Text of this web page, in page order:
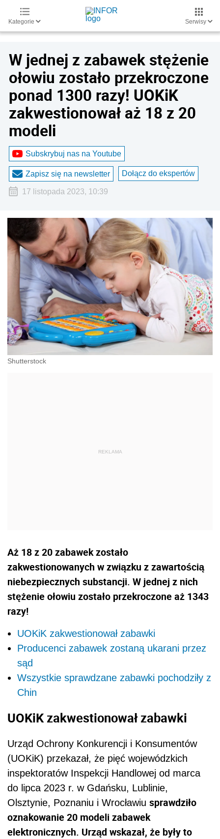
Kategorie Serwisy
W jednej z zabawek stężenie
ołowiu zostało przekroczone
ponad 1300 razy! UOKiK
zakwestionował aż 18 z 20
modeli
Subskrybuj nas na Youtube
Zapisz się na newsletter Dołącz do ekspertów
17 listopada 2023, 10:39
Shutterstock
Aż 18 z 20 zabawek zostało
zakwestionowanych w związku z zawartością
niebezpiecznych substancji. W jednej z nich
stężenie ołowiu zostało przekroczone aż 1343
razy!
UOKiK zakwestionował zabawki
Producenci zabawek zostaną ukarani przez
sąd
Wszystkie sprawdzane zabawki pochodziły z
Chin
UOKiK zakwestionował zabawki
Urząd Ochrony Konkurencji i Konsumentów
(UOKiK) przekazał, że pięć wojewódzkich
inspektoratów Inspekcji Handlowej od marca
do lipca 2023 r. w Gdańsku, Lublinie,
Olsztynie, Poznaniu i Wrocławiu sprawdziło
oznakowanie 20 modeli zabawek
elektronicznych. Urząd wskazał, że były to